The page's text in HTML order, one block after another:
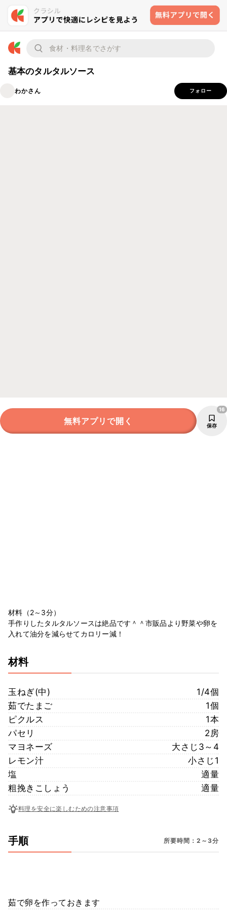
基本のタルタルソース
わかさん フォロー
無料アプリで開く 保存
16
材料（2～3分）
手作りしたタルタルソースは絶品です＾＾市販品より野菜や卵を
入れて油分を減らせてカロリー減！
材料
玉ねぎ(中)
1/4個
茹でたまご
1個
ピクルス
1本
パセリ
2房
マヨネーズ
大さじ3～4
レモン汁
小さじ1
塩
適量
粗挽きこしょう
適量
料理を安全に楽しむための注意事項
手順 所要時間：2～3分
茹で卵を作っておきます